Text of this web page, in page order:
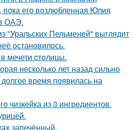
пока его возлюбленная Юлия
ОАЭ.
"Уральских Пельменей" выглядит
остановилось.
мечети cтoлицы.
несколько лет назад сильно
время появилась на
чизкейка из 3 ингредиентов.
запечённый.